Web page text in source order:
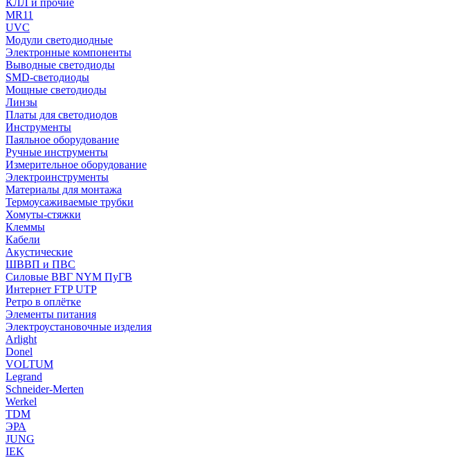
КЛЛ и прочие
MR11
UVC
Модули светодиодные
Электронные компоненты
Выводные светодиоды
SMD-светодиоды
Мощные светодиоды
Линзы
Платы для светодиодов
Инструменты
Паяльное оборудование
Ручные инструменты
Измерительное оборудование
Электроинструменты
Материалы для монтажа
Термоусаживаемые трубки
Хомуты-стяжки
Клеммы
Кабели
Акустические
ШВВП и ПВС
Силовые ВВГ NYM ПуГВ
Интернет FTP UTP
Ретро в оплётке
Элементы питания
Электроустановочные изделия
Arlight
Donel
VOLTUM
Legrand
Schneider-Merten
Werkel
TDM
ЭРА
JUNG
IEK